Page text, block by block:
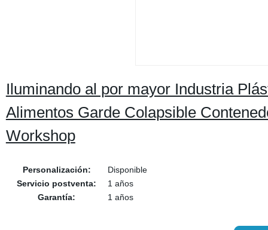
Iluminando al por mayor Industria
Alimentos Garde Colapsible
Workshop
Personalización:
Disponible
Servicio postventa:
1 años
Garantía:
1 años